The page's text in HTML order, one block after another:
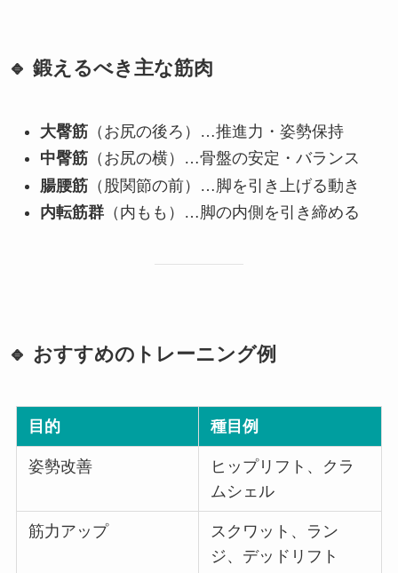
🔹 鍛えるべき主な筋肉
大臀筋（お尻の後ろ）…推進力・姿勢保持
中臀筋（お尻の横）…骨盤の安定・バランス
腸腰筋（股関節の前）…脚を引き上げる動き
内転筋群（内もも）…脚の内側を引き締める
🔹 おすすめのトレーニング例
目的 種目例
姿勢改善
ヒップリフト、クラ
ムシェル
筋力アップ
スクワット、ラン
ジ、デッドリフト